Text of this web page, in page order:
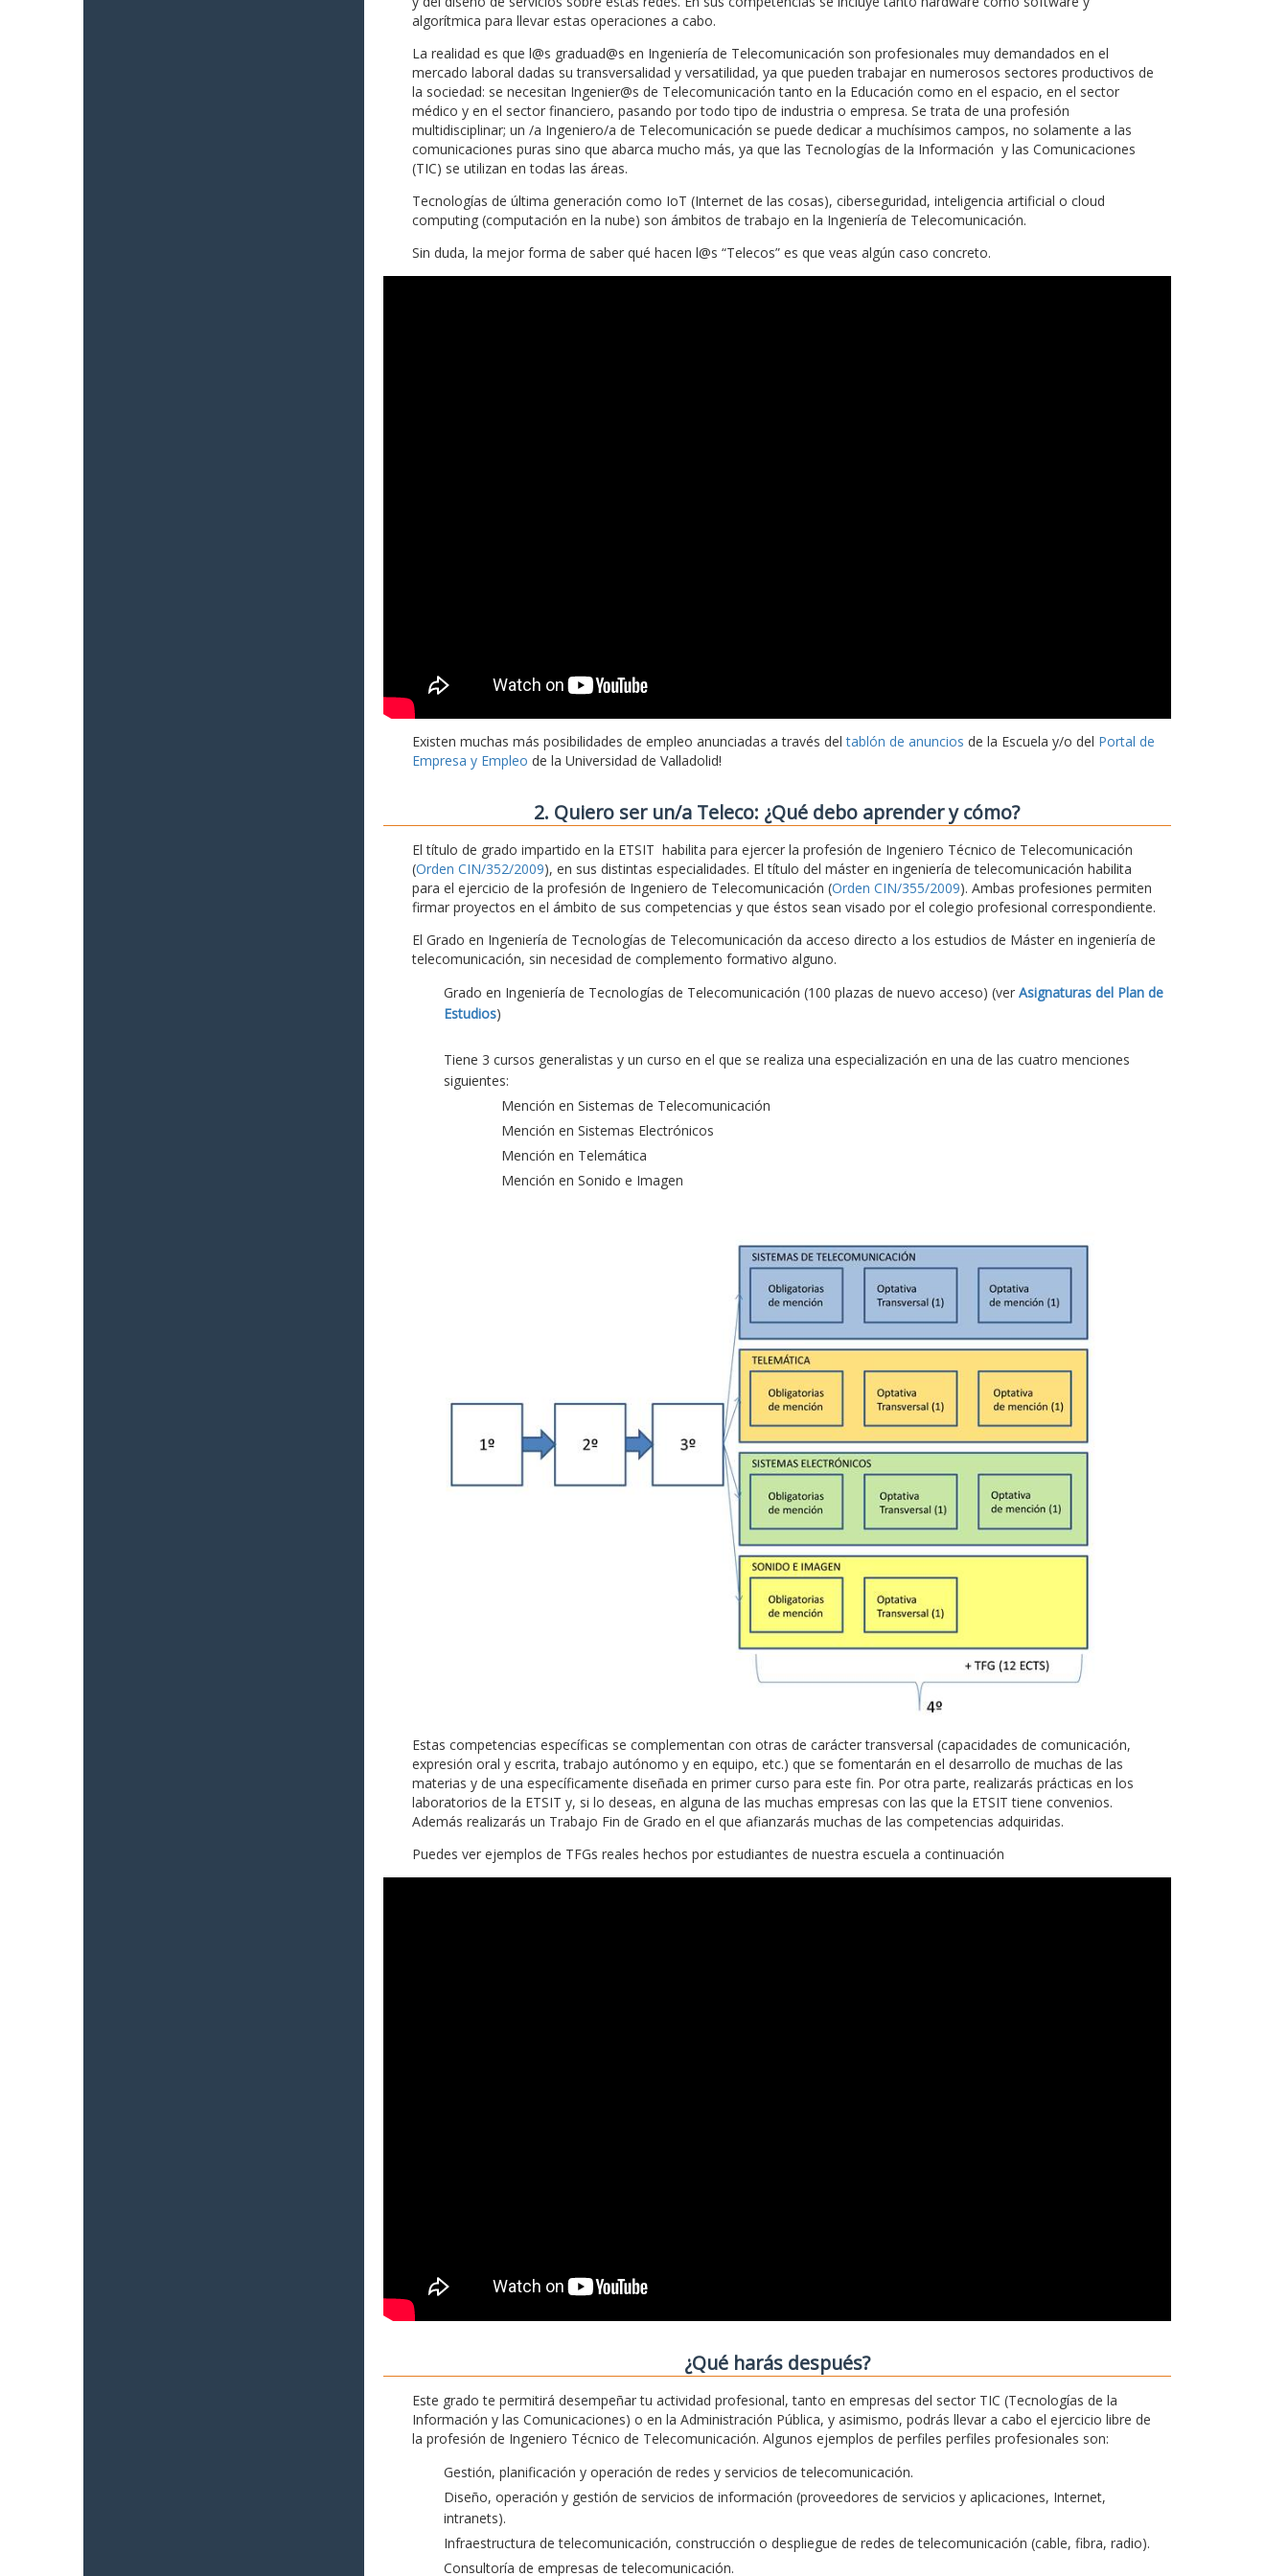
algorítmica para llevar estas operaciones a cabo.
La realidad es que l@s graduad@s en Ingeniería de Telecomunicación son profesionales muy demandados en el
mercado laboral dadas su transversalidad y versatilidad, ya que pueden trabajar en numerosos sectores productivos de
la sociedad: se necesitan Ingenier@s de Telecomunicación tanto en la Educación como en el espacio, en el sector
médico y en el sector financiero, pasando por todo tipo de industria o empresa. Se trata de una profesión
multidisciplinar; un /a Ingeniero/a de Telecomunicación se puede dedicar a muchísimos campos, no solamente a las
comunicaciones puras sino que abarca mucho más, ya que las Tecnologías de la Información y las Comunicaciones
(TIC) se utilizan en todas las áreas.
Tecnologías de última generación como IoT (Internet de las cosas), ciberseguridad, inteligencia artificial o cloud
computing (computación en la nube) son ámbitos de trabajo en la Ingeniería de Telecomunicación.
Sin duda, la mejor forma de saber qué hacen l@s “Telecos” es que veas algún caso concreto.
Existen muchas más posibilidades de empleo anunciadas a través deltablón de anuncios de la Escuela y/o del Portal de
Empresa y Empleo de la Universidad de Valladolid!
2. Quiero ser un/a Teleco: ¿Qué debo aprender y cómo?
El título de grado impartido en la ETSIT habilita para ejercer la profesión de Ingeniero Técnico de Telecomunicación
(Orden CIN/352/2009), en sus distintas especialidades. El título del máster en ingeniería de telecomunicación habilita
para el ejercicio de la profesión de Ingeniero de Telecomunicación (Orden CIN/355/2009). Ambas profesiones permiten
firmar proyectos en el ámbito de sus competencias y que éstos sean visado por el colegio profesional correspondiente.
El Grado en Ingeniería de Tecnologías de Telecomunicación da acceso directo a los estudios de Máster en ingeniería de
telecomunicación, sin necesidad de complemento formativo alguno.
Grado en Ingeniería de Tecnologías de Telecomunicación (100 plazas de nuevo acceso) (ver Asignaturas del Plan de
Estudios)
Tiene 3 cursos generalistas y un curso en el que se realiza una especialización en una de las cuatro menciones
siguientes:
Mención en Sistemas de Telecomunicación
Mención en Sistemas Electrónicos
Mención en Telemática
Mención en Sonido e Imagen
Estas competencias específicas se complementan con otras de carácter transversal (capacidades de comunicación,
expresión oral y escrita, trabajo autónomo y en equipo, etc.) que se fomentarán en el desarrollo de muchas de las
materias y de una específicamente diseñada en primer curso para este fin. Por otra parte, realizarás prácticas en los
laboratorios de la ETSIT y, si lo deseas, en alguna de las muchas empresas con las que la ETSIT tiene convenios.
Además realizarás un Trabajo Fin de Grado en el que afianzarás muchas de las competencias adquiridas.
Puedes ver ejemplos de TFGs reales hechos por estudiantes de nuestra escuela a continuación
¿Qué harás después?
Este grado te permitirá desempeñar tu actividad profesional, tanto en empresas del sector TIC (Tecnologías de la
Información y las Comunicaciones) o en la Administración Pública, y asimismo, podrás llevar a cabo el ejercicio libre de
la profesión de Ingeniero Técnico de Telecomunicación. Algunos ejemplos de perfiles perfiles profesionales son:
Gestión, planificación y operación de redes y servicios de telecomunicación.
Diseño, operación y gestión de servicios de información (proveedores de servicios y aplicaciones, Internet,
intranets).
Infraestructura de telecomunicación, construcción o despliegue de redes de telecomunicación (cable, fibra, radio).
Consultoría de empresas de telecomunicación.